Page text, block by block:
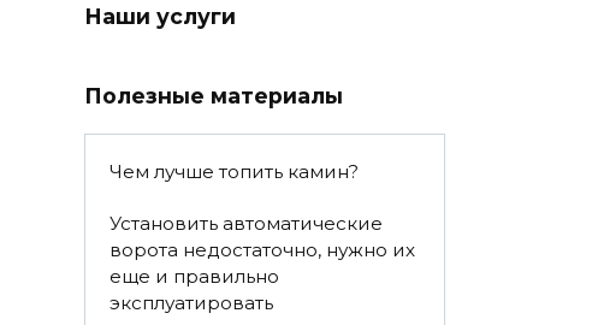
Наши услуги
Полезные материалы
Чем лучше топить камин?
Установить автоматические
ворота недостаточно, нужно их
еще и правильно
эксплуатировать